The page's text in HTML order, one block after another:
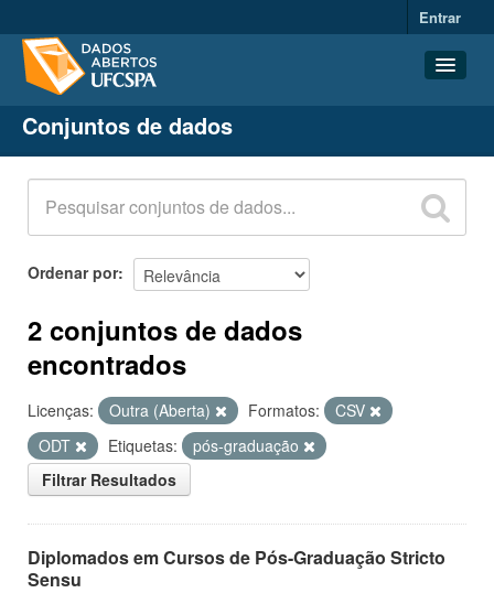
Entrar
Conjuntos de dados
Organizações
Grupos
Sobre
Conjuntos de dados
Ordenar por
2 conjuntos de dados
encontrados
Licenças: Outra (Aberta) Formatos:
CSV
ODT
Etiquetas:
pós-graduação
Filtrar Resultados
Diplomados em Cursos de Pós-Graduação Stricto
Sensu